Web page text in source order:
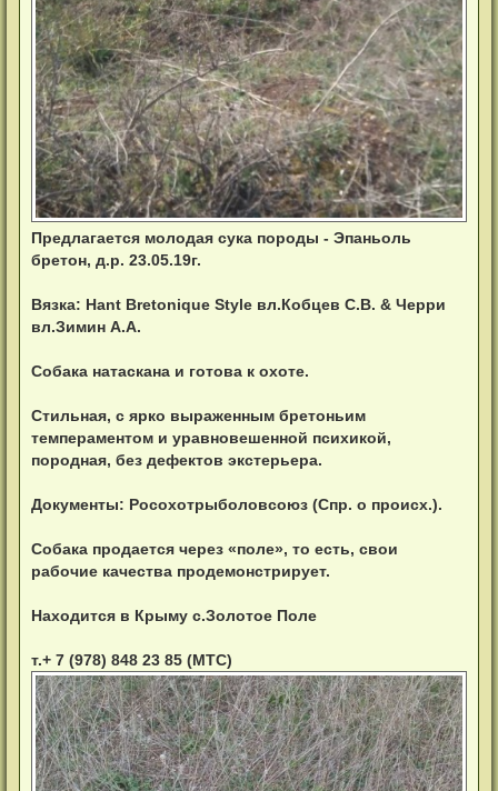
Предлагается молодая сука породы - Эпаньоль
бретон, д.р. 23.05.19г.
Вязка: Hant Bretonique Style вл.Кобцев С.В. & Черри
вл.Зимин А.А.
Собака натаскана и готова к охоте.
Стильная, с ярко выраженным бретоньим
темпераментом и уравновешенной психикой,
породная, без дефектов экстерьера.
Документы: Росохотрыболовсоюз (Спр. о происх.).
Собака продается через «поле», то есть, свои
рабочие качества продемонстрирует.
Находится в Крыму с.Золотое Поле
т.+ 7 (978) 848 23 85 (МТС)